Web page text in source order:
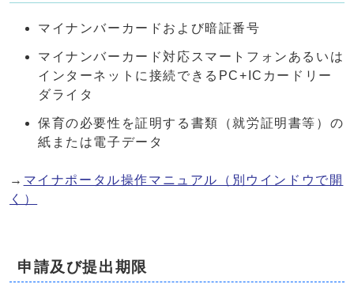
マイナンバーカードおよび暗証番号
マイナンバーカード対応スマートフォンあるいは
インターネットに接続できるPC+ICカードリー
ダライタ
保育の必要性を証明する書類（就労証明書等）の
紙または電子データ
→ マイナポータル操作マニュアル
（別ウインドウで開
く）
申請及び提出期限